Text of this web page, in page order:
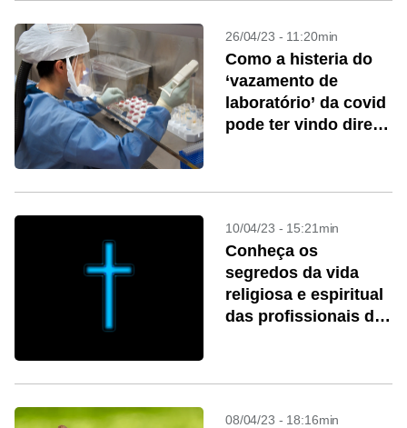
26/04/23 - 11:20min
Como a histeria do
‘vazamento de
laboratório’ da covid
pode ter vindo direto
10/04/23 - 15:21min
Conheça os
segredos da vida
religiosa e espiritual
das profissionais do
08/04/23 - 18:16min